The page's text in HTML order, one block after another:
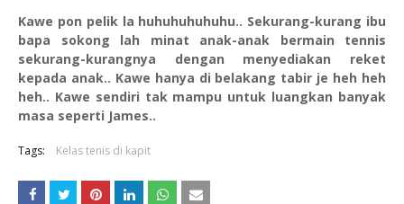
Kawe pon pelik la huhuhuhuhuhu.. Sekurang-kurang ibu
bapa sokong lah minat anak-anak bermain tennis
sekurang-kurangnya dengan menyediakan reket
kepada anak.. Kawe hanya di belakang tabir je heh heh
heh.. Kawe sendiri tak mampu untuk luangkan banyak
masa seperti James..
Tags: Kelas tenis di kapit